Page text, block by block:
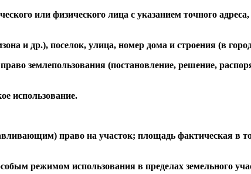
или физического лица с указанием точного
и др.), поселок, улица, номер дома и строения (в
землепользования (постановление, решение,
использование.
право на участок; площадь фактическая в
режимом использования в пределах земельного